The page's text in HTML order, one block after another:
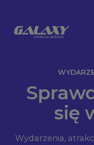
się
Wydarzenia,